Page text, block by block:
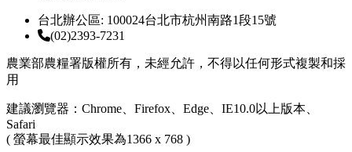
台北辦公區: 100024台北市杭州南路1段15號
(02)2393-7231
農業部農糧署版權所有，未經允許，不得以任何形式複製和採
用
建議瀏覽器：Chrome、Firefox、Edge、IE10.0以上版本、
Safari
( 螢幕最佳顯示效果為1366 x 768 )